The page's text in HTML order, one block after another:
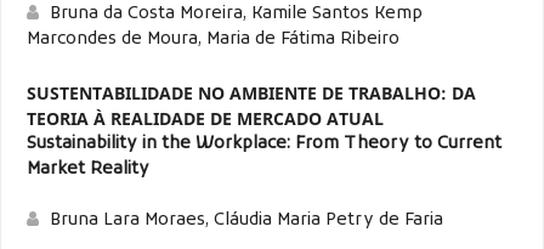
Bruna da Costa Moreira, Kamile Santos Kemp
Marcondes de Moura, Maria de Fátima Ribeiro
SUSTENTABILIDADE NO AMBIENTE DE TRABALHO: DA
TEORIA À REALIDADE DE MERCADO ATUAL
Sustainability in the Workplace: From Theory to Current
Market Reality
Bruna Lara Moraes, Cláudia Maria Petry de Faria